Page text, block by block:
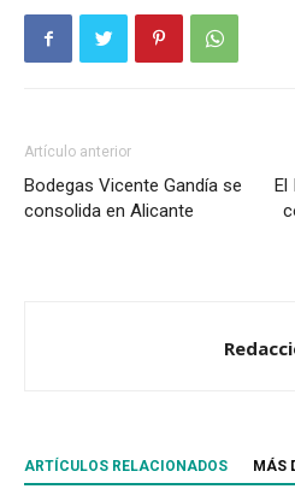
Artículo anterior
Bodegas Vicente Gandía se
consolida en Alicante
El
ARTÍCULOS RELACIONADOS MÁS